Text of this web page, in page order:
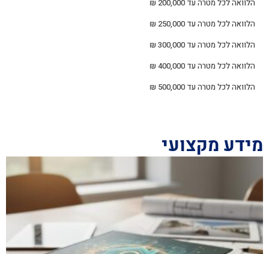
הלוואה לכל מטרה עד 200,000 ₪
הלוואה לכל מטרה עד 250,000 ₪
הלוואה לכל מטרה עד 300,000 ₪
הלוואה לכל מטרה עד 400,000 ₪
הלוואה לכל מטרה עד 500,000 ₪
מידע מקצועי